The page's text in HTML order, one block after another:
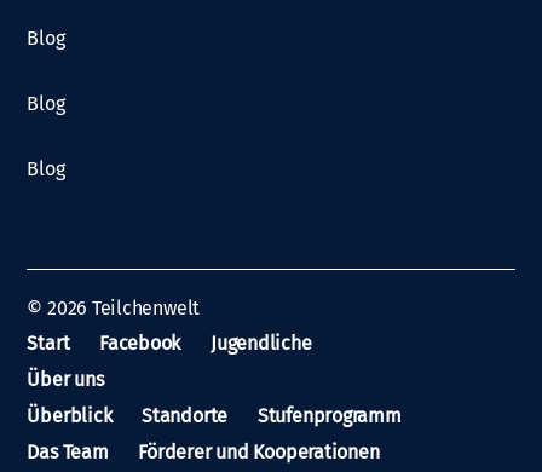
Blog
Blog
Blog
© 2026 Teilchenwelt
Start
Facebook
Jugendliche
Über uns
Überblick
Standorte
Stufenprogramm
Das Team
Förderer und Kooperationen